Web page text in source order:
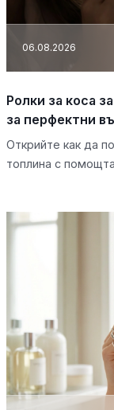
06.08.2026
Ролки за коса
за перфектни
Открийте как да
топлина с